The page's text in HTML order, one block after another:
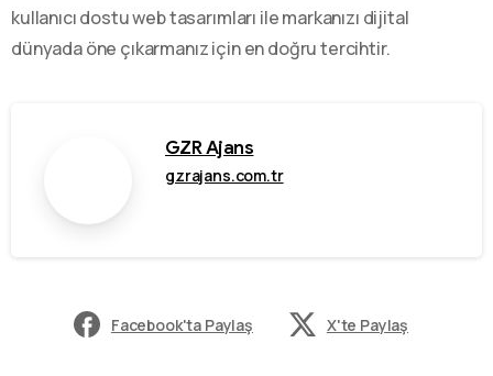
kullanıcı dostu web tasarımları ile markanızı dijital
dünyada öne çıkarmanız için en doğru tercihtir.
GZR Ajans
gzrajans.com.tr
Facebook'ta Paylaş X'te Paylaş